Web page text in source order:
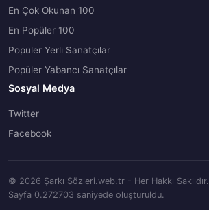
En Çok Okunan 100
En Popüler 100
Popüler Yerli Sanatçılar
Popüler Yabancı Sanatçılar
Sosyal Medya
Twitter
Facebook
© 2026 Şarkı Sözleri.web.tr - Her Hakkı Saklıdır.
Sayfa 0.272703 saniyede oluşturuldu.